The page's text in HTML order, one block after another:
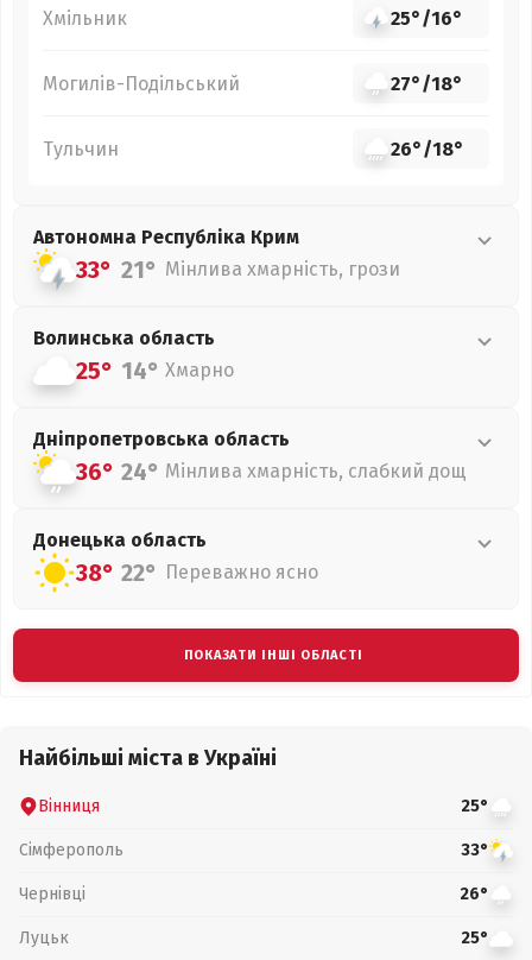
Хмільник 25°/16°
Могилів-Подільський 27°/18°
Тульчин 26°/18°
Автономна Республіка Крим
33° 21° Мінлива хмарність, грози
Волинська область
25° 14° Хмарно
Дніпропетровська область
36° 24° Мінлива хмарність, слабкий дощ
Донецька область
38° 22° Переважно ясно
ПОКАЗАТИ ІНШІ ОБЛАСТІ
Найбільші міста в Україні
Вінниця 25°
Сімферополь 33°
Чернівці 26°
Луцьк 25°